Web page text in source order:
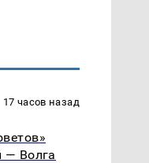
17 часов назад
— Волга